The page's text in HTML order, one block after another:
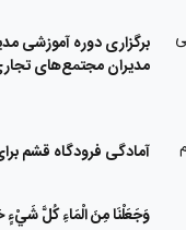
برگزاری دوره آموزشی
مدیران مجتمع‌های
آمادگی فرودگاه قشم
وَجَعَلْنَا مِنَ الْمَاءِ كُلَّ شَيْءٍ